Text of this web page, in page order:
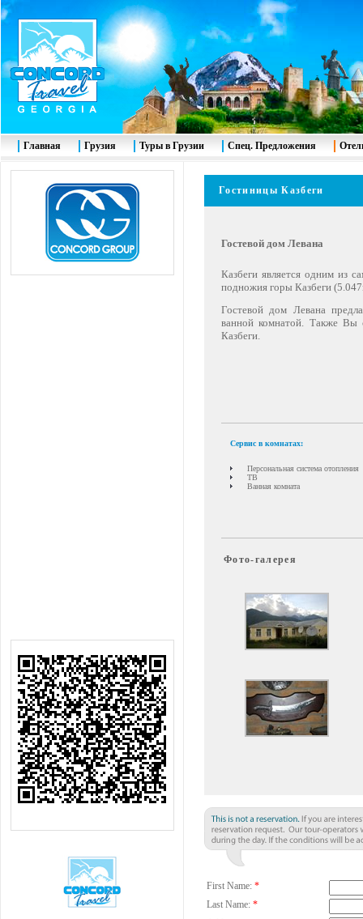
Гостиницы Казбеги
Гостевой дом Левана
Казбеги является одним из
подножия горы Казбеги
Гостевой дом Левана
ванной комнатой. Также Вы
Казбеги.
Сервис в комнатах:
Персональная система отопления
ТВ
Ванная комната
Фото-галерея
First Name: *
Last Name: *
Главная Грузия Туры в Грузии Спец. Предложения